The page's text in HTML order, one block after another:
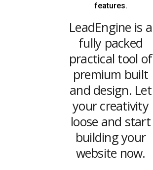
features.
LeadEngine is a
fully packed
practical tool of
premium built
and design. Let
your creativity
loose and start
building your
website now.